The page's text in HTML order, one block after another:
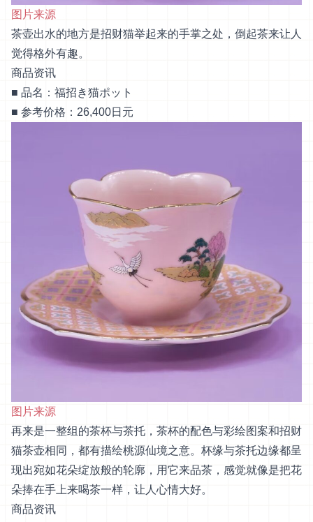
图片来源
茶壶出水的地方是招财猫举起来的手掌之处，倒起茶来让人
觉得格外有趣。
商品资讯
■ 品名：福招き猫ポット
■ 参考价格：26,400日元
图片来源
再来是一整组的茶杯与茶托，茶杯的配色与彩绘图案和招财
猫茶壶相同，都有描绘桃源仙境之意。杯缘与茶托边缘都呈
现出宛如花朵绽放般的轮廓，用它来品茶，感觉就像是把花
朵捧在手上来喝茶一样，让人心情大好。
商品资讯